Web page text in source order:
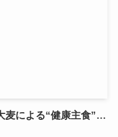
麦による“健康主食”…